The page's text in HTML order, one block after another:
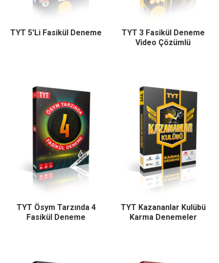
TYT 5'li Fasikül Deneme
TYT 3 Fasikül Deneme
Video Çözümlü
TYT Ösym Tarzında 4
Fasikül Deneme
TYT Kazananlar Kulübü
Karma Denemeler